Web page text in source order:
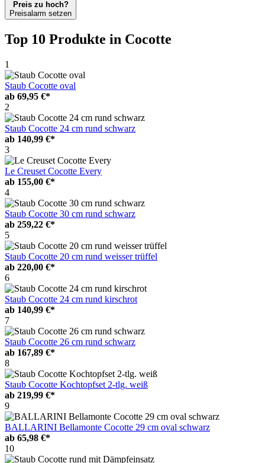
Preis zu hoch?
Preisalarm setzen
Top 10 Produkte in Cocotte
1
Staub Cocotte oval
ab 69,95 €*
2
Staub Cocotte 24 cm rund schwarz
ab 140,99 €*
3
Le Creuset Cocotte Every
ab 155,00 €*
4
Staub Cocotte 30 cm rund schwarz
ab 259,22 €*
5
Staub Cocotte 20 cm rund weisser trüffel
ab 220,00 €*
6
Staub Cocotte 24 cm rund kirschrot
ab 140,99 €*
7
Staub Cocotte 26 cm rund schwarz
ab 167,89 €*
8
Staub Cocotte Kochtopfset 2-tlg. weiß
ab 219,99 €*
9
BALLARINI Bellamonte Cocotte 29 cm oval schwarz
ab 65,98 €*
10